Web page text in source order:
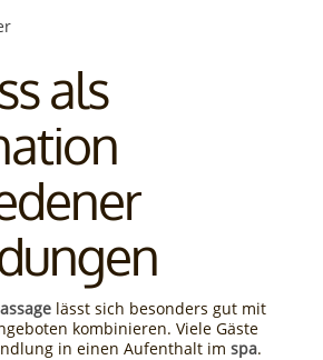
als
lässt sich besonders gut mit
kombinieren. Viele Gäste
in einen Aufenthalt im spa.